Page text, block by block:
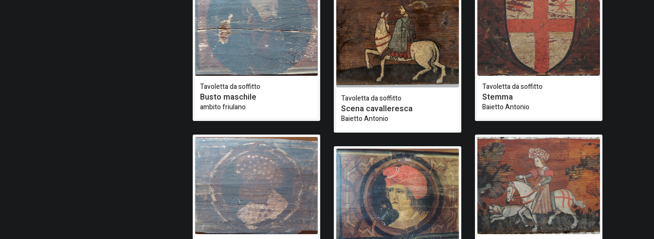
Tavoletta da soffitto
Busto maschile
ambito friulano
Tavoletta da soffitto
Scena cavalleresca
Baietto Antonio
Tavoletta da soffitto
Stemma
Baietto Antonio